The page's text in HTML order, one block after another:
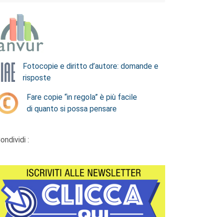
Fotocopie e diritto d’autore: domande e
risposte
Fare copie “in regola” è più facile
di quanto si possa pensare
: